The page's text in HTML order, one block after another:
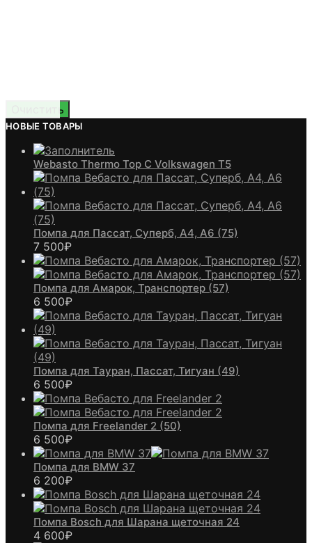
Очистить
НОВЫЕ ТОВАРЫ
Webasto Thermo Top C Volkswagen T5
Помпа для Пассат, Суперб, А4, А6 (75)
7 500₽
Помпа для Амарок, Транспортер (57)
6 500₽
Помпа для Тауран, Пассат, Тигуан (49)
6 500₽
Помпа для Freelander 2 (50)
6 500₽
Помпа для BMW 37
6 200₽
Помпа Bosch для Шарана щеточная 24
4 600₽